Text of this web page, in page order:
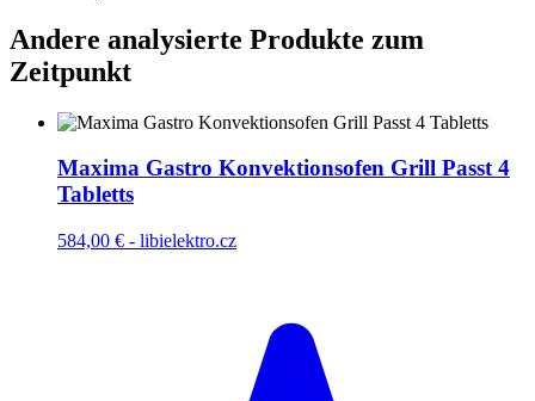
Andere analysierte Produkte zum
Zeitpunkt
Maxima Gastro Konvektionsofen Grill Passt 4
Tabletts
584,00 € - libielektro.cz